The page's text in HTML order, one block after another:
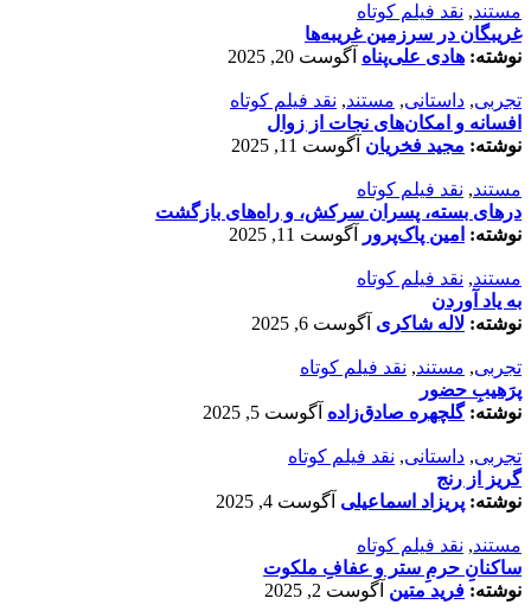
مستند, نقد فیلم کوتاه
غریبگان در سرزمین غریبه‌ها
نوشته: هادی علی‌پناه آگوست 20, 2025
تجربی, داستانی, مستند, نقد فیلم کوتاه
افسانه‌ و امکان‌های نجات از زوال
نوشته: مجید فخریان آگوست 11, 2025
مستند, نقد فیلم کوتاه
درهای بسته، پسران سرکش، و راه‌های بازگشت
نوشته: امین پاک‌پرور آگوست 11, 2025
مستند, نقد فیلم کوتاه
به یاد آوردن
نوشته: لاله شاکری آگوست 6, 2025
تجربی, مستند, نقد فیلم کوتاه
پرَهیب‌ِ حضور
نوشته:گلچهره صادق‌زاده آگوست 5, 2025
تجربی, داستانی, نقد فیلم کوتاه
گریز از رنج
نوشته: پریزاد اسماعیلی آگوست 4, 2025
مستند, نقد فیلم کوتاه
ساکنانِ حرمِ ستر و عفافِ ملکوت
نوشته: فرید متین آگوست 2, 2025